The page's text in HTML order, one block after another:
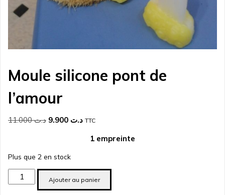
Moule silicone pont de
l’amour
د.ت11.000
Le
était :
د.تLe
actuel
TTC
1 empreinte
Plus que 2 en stock
quantité
de
Ajouter au panier